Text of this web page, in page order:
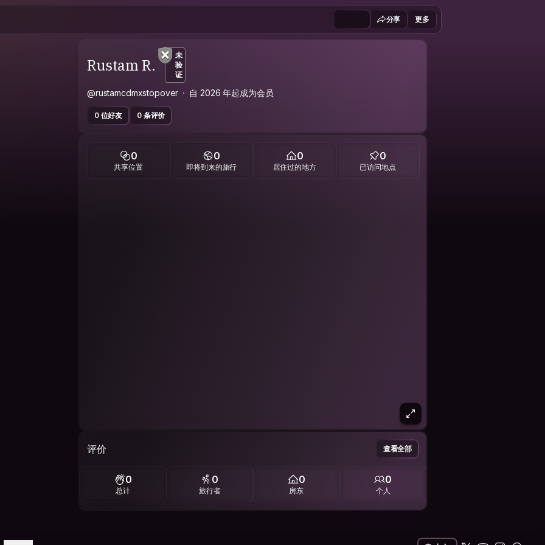
分享 更多
Rustam R.
未
验
证
@rustamcdmxstopover 自 2026 年起成为会员
0 位好友 0 条评价
0
共享位置
0
即将到来的旅行
0
居住过的地方
0
已访问地点
评价 查看全部
0
总计
0
旅行者
0
房东
0
个人